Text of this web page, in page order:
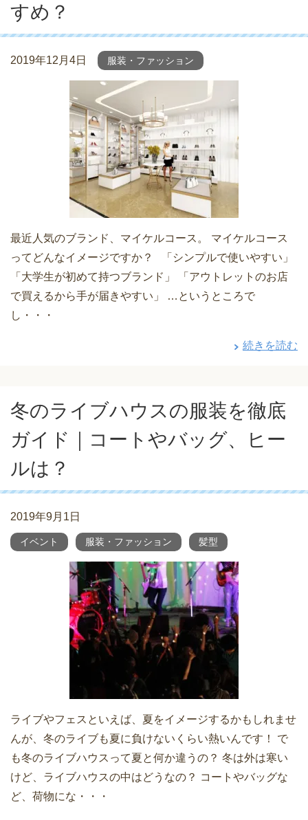
すめ？
2019年12月4日 服装・ファッション
最近人気のブランド、マイケルコース。 マイケルコース
ってどんなイメージですか？ 「シンプルで使いやすい」
「大学生が初めて持つブランド」 「アウトレットのお店
で買えるから手が届きやすい」 …というところで
し・・・
続きを読む
冬のライブハウスの服装を徹底
ガイド｜コートやバッグ、ヒー
ルは？
2019年9月1日
イベント 服装・ファッション 髪型
ライブやフェスといえば、夏をイメージするかもしれませ
んが、冬のライブも夏に負けないくらい熱いんです！ で
も冬のライブハウスって夏と何か違うの？ 冬は外は寒い
けど、ライブハウスの中はどうなの？ コートやバッグな
ど、荷物にな・・・